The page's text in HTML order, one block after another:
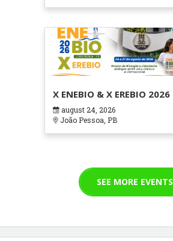
X ENEBIO & X EREBIO 2026
august 24, 2026
João Pessoa, PB
SEE MORE EVENTS